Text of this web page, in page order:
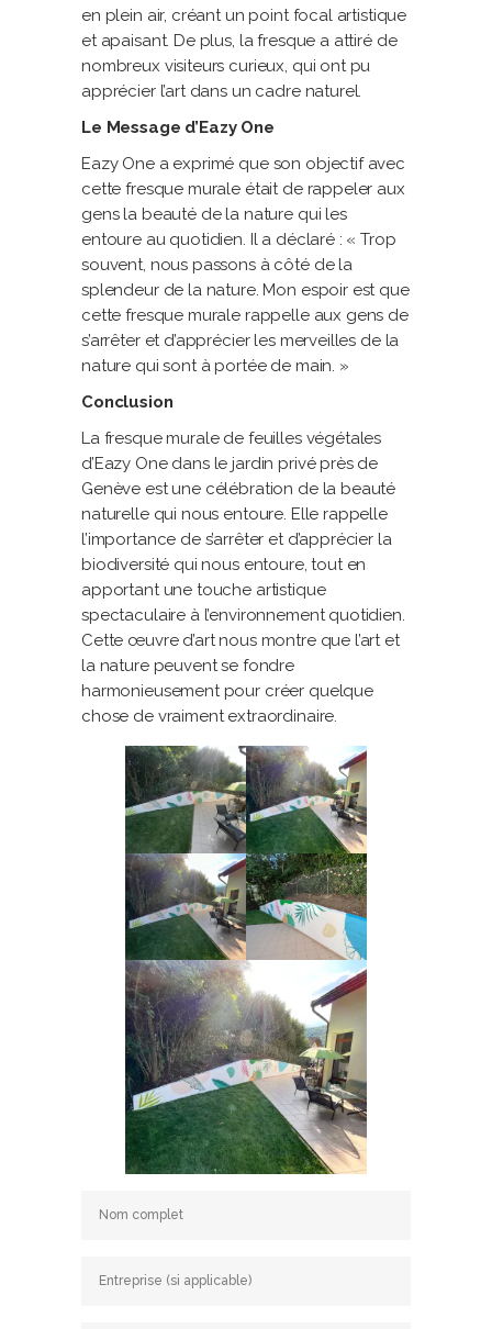
en plein air, créant un point focal artistique
et apaisant. De plus, la fresque a attiré de
nombreux visiteurs curieux, qui ont pu
apprécier l’art dans un cadre naturel.
Le Message d’Eazy One
Eazy One a exprimé que son objectif avec
cette fresque murale était de rappeler aux
gens la beauté de la nature qui les
entoure au quotidien. Il a déclaré : « Trop
souvent, nous passons à côté de la
splendeur de la nature. Mon espoir est que
cette fresque murale rappelle aux gens de
s’arrêter et d’apprécier les merveilles de la
nature qui sont à portée de main. »
Conclusion
La fresque murale de feuilles végétales
d’Eazy One dans le jardin privé près de
Genève est une célébration de la beauté
naturelle qui nous entoure. Elle rappelle
l’importance de s’arrêter et d’apprécier la
biodiversité qui nous entoure, tout en
apportant une touche artistique
spectaculaire à l’environnement quotidien.
Cette œuvre d’art nous montre que l’art et
la nature peuvent se fondre
harmonieusement pour créer quelque
chose de vraiment extraordinaire.